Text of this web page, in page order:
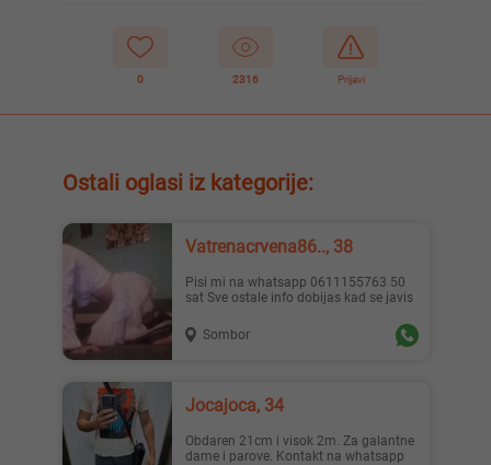
0 2316 Prijavi
Ostali oglasi iz kategorije:
Vatrenacrvena86.., 38
Pisi mi na whatsapp 0611155763 50
sat Sve ostale info dobijas kad se javis
Sombor
Jocajoca, 34
Obdaren 21cm i visok 2m. Za galantne
dame i parove. Kontakt na whatsapp